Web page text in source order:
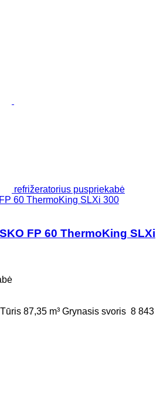
refrižeratorius puspriekabė
60 ThermoKing SLXi 300
FP 60 ThermoKing SLXi
Tūris 87,35 m³ Grynasis svoris 8 843